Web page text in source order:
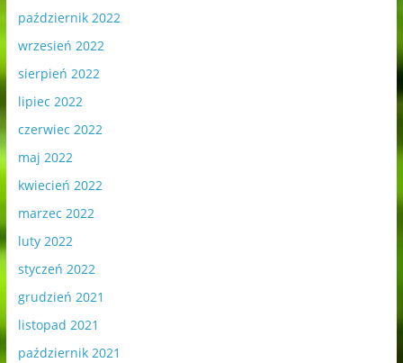
październik 2022
wrzesień 2022
sierpień 2022
lipiec 2022
czerwiec 2022
maj 2022
kwiecień 2022
marzec 2022
luty 2022
styczeń 2022
grudzień 2021
listopad 2021
październik 2021